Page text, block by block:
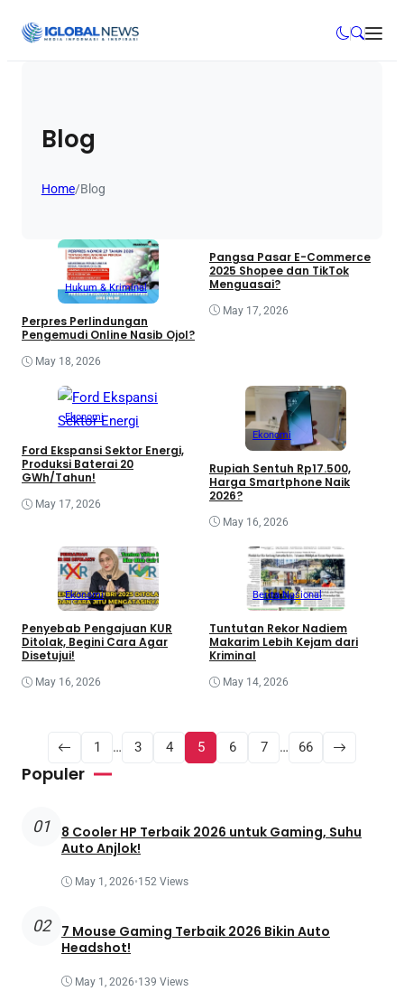
Blog
Home/Blog
Hukum & Kriminal
Perpres Perlindungan
Pengemudi Online Nasib Ojol?
May 18, 2026
Pangsa Pasar E-Commerce
2025 Shopee dan TikTok
Menguasai?
May 17, 2026
Ekonomi
Ford Ekspansi Sektor Energi,
Produksi Baterai 20
GWh/Tahun!
May 17, 2026
Ekonomi
Rupiah Sentuh Rp17.500,
Harga Smartphone Naik
2026?
May 16, 2026
Ekonomi
Penyebab Pengajuan KUR
Ditolak, Begini Cara Agar
Disetujui!
May 16, 2026
Berita Nasional
Tuntutan Rekor Nadiem
Makarim Lebih Kejam dari
Kriminal
May 14, 2026
1 … 3 4 5 6 7 … 66
Populer
01
8 Cooler HP Terbaik 2026 untuk Gaming, Suhu
Auto Anjlok!
May 1, 2026•152 Views
02
7 Mouse Gaming Terbaik 2026 Bikin Auto
Headshot!
May 1, 2026•139 Views